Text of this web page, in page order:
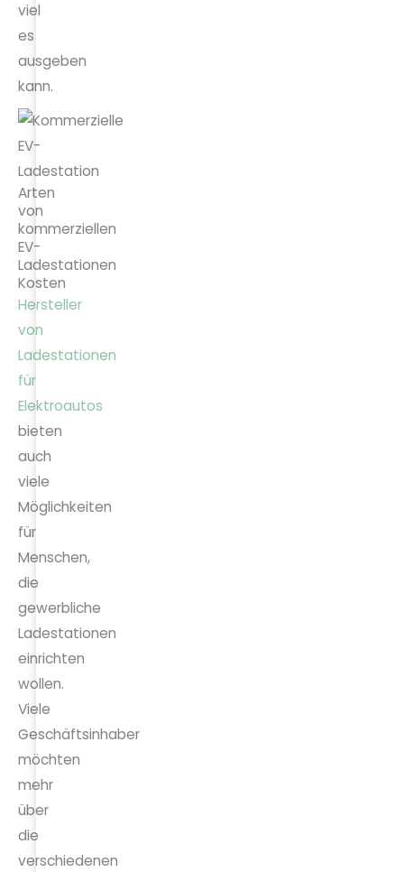
viel
es
ausgeben
kann.
Arten
von
kommerziellen
EV-
Ladestationen
Kosten
Hersteller
von
Ladestationen
für
Elektroautos
bieten
auch
viele
Möglichkeiten
für
Menschen,
die
gewerbliche
Ladestationen
einrichten
wollen.
Viele
Geschäftsinhaber
möchten
mehr
über
die
verschiedenen